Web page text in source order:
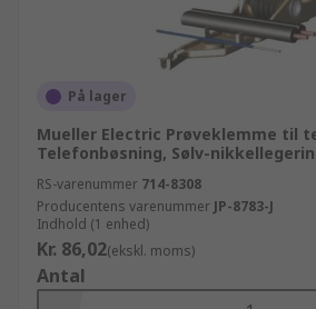
På lager
Mueller Electric Prøveklemme til
Telefonbøsning, Sølv-
RS-varenummer 714-8308
Producentens varenummer JP-8783-J
Indhold (1 enhed)
Kr. 86,02(ekskl. moms)
Antal